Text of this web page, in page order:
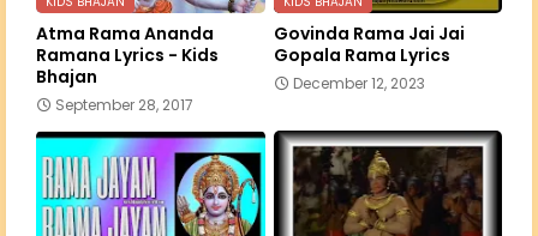
Atma Rama Ananda
Ramana Lyrics - Kids
Bhajan
September 28, 2017
Govinda Rama Jai Jai
Gopala Rama Lyrics
December 12, 2023